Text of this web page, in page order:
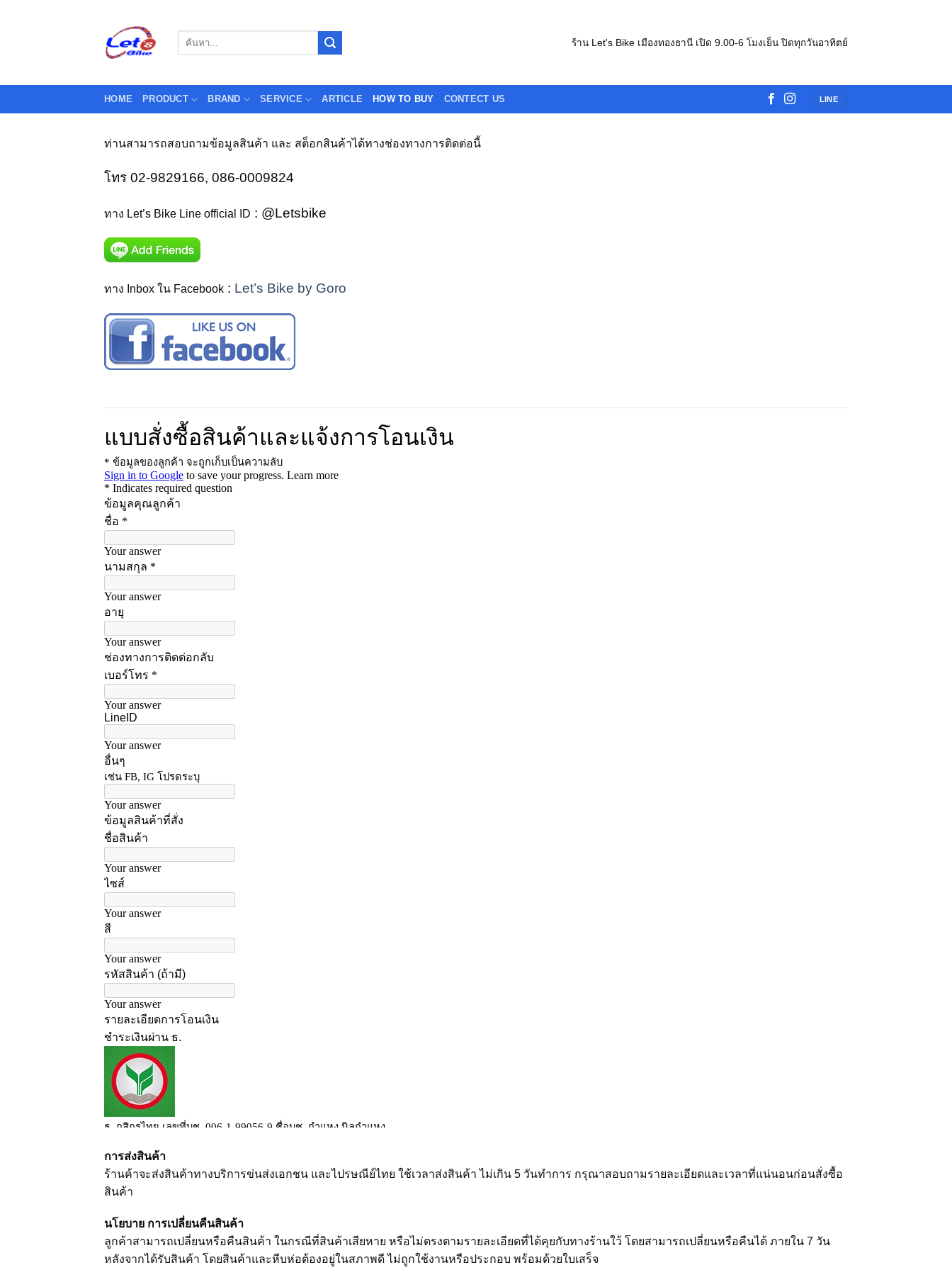
Search
ร้าน Let's Bike เมืองทองธานี เปิด 9.00-6 โมงเย็น ปิดทุกวันอาทิตย์
HOME PRODUCT BRAND SERVICE ARTICLE HOW TO BUY CONTECT US LINE
ท่านสามารถสอบถามข้อมูลสินค้า และ สต็อกสินค้าได้ทางช่องทางการติดต่อนี้
โทร 02-9829166, 086-0009824
ทาง Let’s Bike Line official ID : @Letsbike
ทาง Inbox ใน Facebook : Let’s Bike by Goro
การส่งสินค้า
ร้านค้าจะส่งสินค้าทางบริการข่นส่งเอกชน และไปรษณีย์ไทย ใช้เวลาส่งสินค้า ไม่เกิน 5 วันทำการ กรุณาสอบถามรายละเอียดและเวลาที่แน่นอนก่อนสั่งซื้อ
สินค้า
นโยบาย การเปลี่ยนคืนสินค้า
ลูกค้าสามารถเปลี่ยนหรือคืนสินค้า ในกรณีที่สินค้าเสียหาย หรือไม่ตรงตามรายละเอียดที่ได้คุยกับทางร้านใว้ โดยสามารถเปลี่ยนหรือคืนได้ ภายใน 7 วัน
หลังจากได้รับสินค้า โดยสินค้าและหีบห่อต้องอยู่ในสภาพดี ไม่ถูกใช้งานหรือประกอบ พร้อมด้วยใบเสร็จ